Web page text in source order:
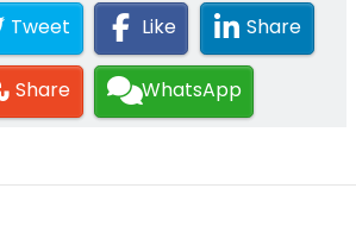
Tweet Like Share
Share WhatsApp